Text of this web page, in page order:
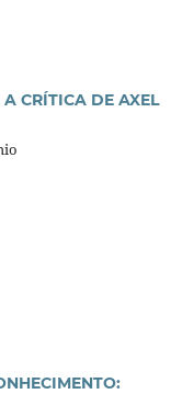
CRÍTICA DE AXEL